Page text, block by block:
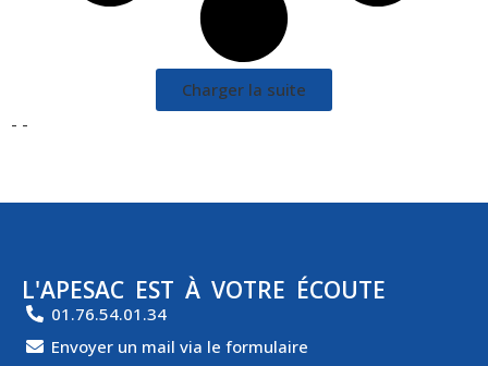
Charger la suite
- -
L'APESAC EST À VOTRE ÉCOUTE
01.76.54.01.34
Envoyer un mail via le formulaire